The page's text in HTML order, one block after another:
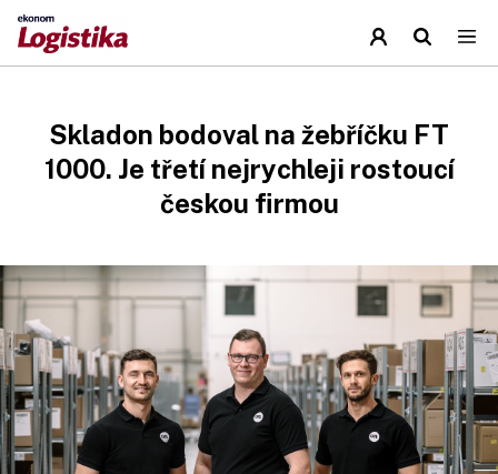
Skladon bodoval na žebříčku FT
1000. Je třetí nejrychleji rostoucí
českou firmou